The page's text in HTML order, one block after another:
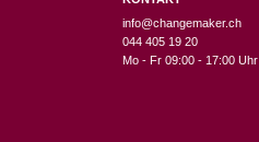
info@changemaker.ch
044 405 19 20
Mo - Fr 09:00 - 17:00 Uhr